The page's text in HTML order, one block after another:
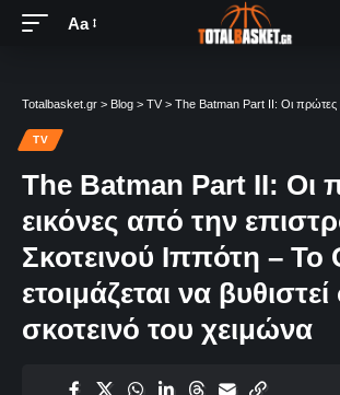
Aa
Totalbasket.gr > Blog > TV > The Batman Part II: Οι πρώτες εικόνες από την επιστροφή του Σκοτεινού Ιππότη – Το
TV
The Batman Part II: Οι
εικόνες από την
Σκοτεινού Ιππότη – Το
ετοιμάζεται να
σκοτεινό του χειμώνα